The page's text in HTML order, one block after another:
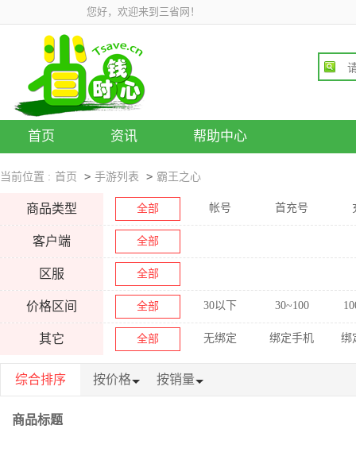
您好，欢迎来到三省网！
首页 资讯 帮助中心
当前位置 : 首页 > 手游列表 > 霸王之心
商品类型 全部 帐号 首充号
客户端 全部
区服 全部
价格区间 全部 30以下 30~100
其它 全部 无绑定 绑定手机 绑
综合排序 按价格 按销量
商品标题